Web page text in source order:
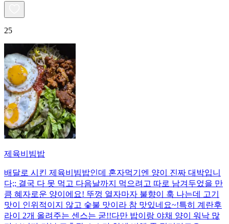
25
제육비빔밥
배달로 시킨 제육비빔밥인데 혼자먹기엔 양이 진짜 대박입니
다;; 결국 다 못 먹고 다음날까지 먹으려고 따로 남겨두었을 만
큼 혜자로운 양이에요! 뚜껑 열자마자 불향이 훅 나는데 고기
맛이 인위적이지 않고 숯불 맛이라 참 맛있네요~!특히 계란후
라이 2개 올려주는 센스는 굳!! ​다만 밥이랑 야채 양이 워낙 많